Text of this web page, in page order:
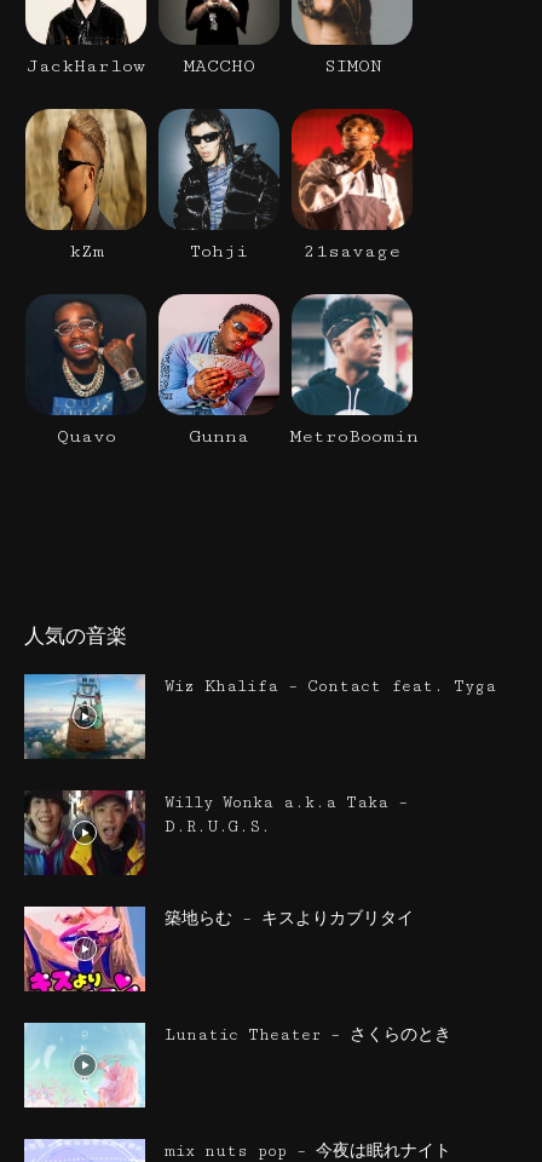
JackHarlow MACCHO SIMON
kZm Tohji 21savage
Quavo Gunna MetroBoomin
人気の音楽
Wiz Khalifa – Contact feat. Tyga
Willy Wonka a.k.a Taka –
D.R.U.G.S.
築地らむ – キスよりカブリタイ
Lunatic Theater – さくらのとき
mix nuts pop – 今夜は眠れナイト